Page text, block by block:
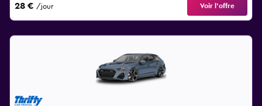
28 € /jour Voir l’offre